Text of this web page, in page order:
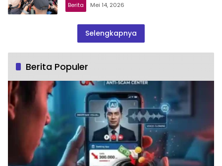
Berita Mei 14, 2026
Selengkapnya
Berita Populer